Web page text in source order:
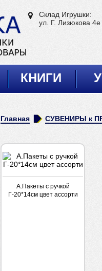
Склад Игрушки:
ул. Г. Лизюкова 4е
КНИГИ
Главная СУВЕНИРЫ к
А.Пакеты с ручкой
Г-20*14см цвет ассорти